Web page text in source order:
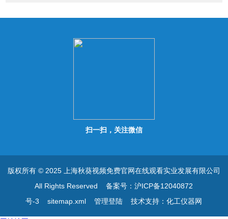
扫一扫，关注微信
版权所有 © 2025 上海秋葵视频免费官网在线观看实业发展有限公司
All Rights Reserved备案号：沪ICP备12040872
号-3
sitemap.xml 管理登陆 技术支持：化工仪器网